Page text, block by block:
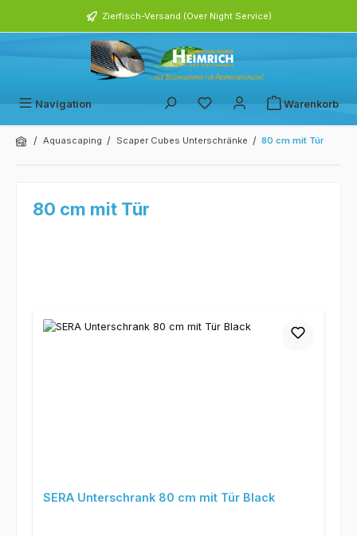
Zierfisch-Versand (Over Night Service)
Navigation Warenkorb
/ Aquascaping / Scaper Cubes Unterschränke / 80 cm mit Tür
80 cm mit Tür
SERA Unterschrank 80 cm mit Tür Black